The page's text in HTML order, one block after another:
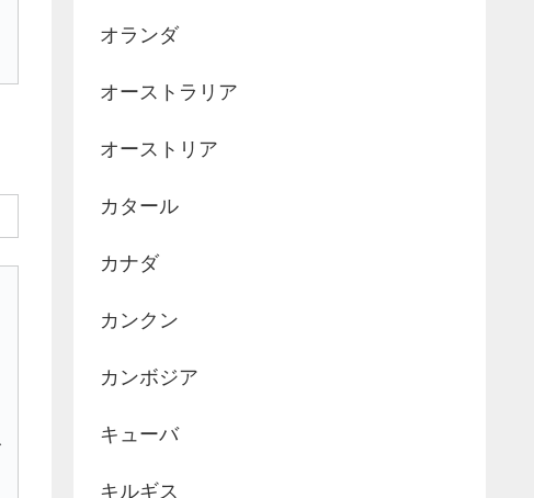
オランダ
オーストラリア
オーストリア
カタール
カナダ
カンクン
カンボジア
キューバ
キルギス